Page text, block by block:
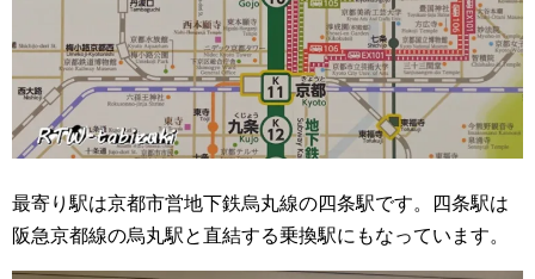
最寄り駅は京都市営地下鉄烏丸線の四条駅です。四条駅は
阪急京都線の烏丸駅と直結する乗換駅にもなっています。